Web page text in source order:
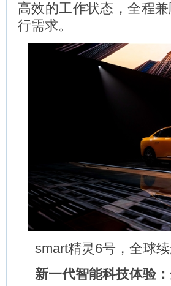
高效的工作状态，全程
行需求。
smart精灵6号，全球
新一代智能科技体验